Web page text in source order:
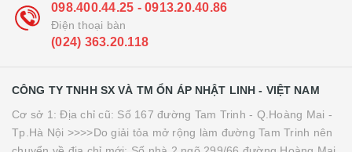
098.400.44.25 - 0913.20.40.86
Điện thoại bàn
(024) 363.20.118
CÔNG TY TNHH SX VÀ TM ỔN ÁP NHẬT LINH - VIỆT NAM
Cơ sở 1: Địa chỉ cũ: Số 167 đường Tam Trinh - Q.Hoàng Mai -
Tp.Hà Nội >>>>Do giải tỏa mở rộng làm đường Tam Trinh nên